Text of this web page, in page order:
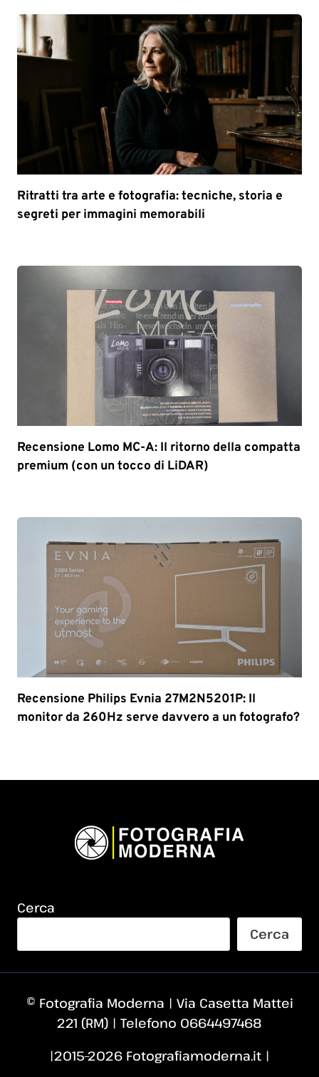
Ritratti tra arte e fotografia: tecniche, storia e
segreti per immagini memorabili
Recensione Lomo MC-A: Il ritorno della compatta
premium (con un tocco di LiDAR)
Recensione Philips Evnia 27M2N5201P: Il
monitor da 260Hz serve davvero a un fotografo?
Cerca
Cerca
© Fotografia Moderna | Via Casetta Mattei
221 (RM) | Telefono 0664497468
|2015–2026 Fotografiamoderna.it |